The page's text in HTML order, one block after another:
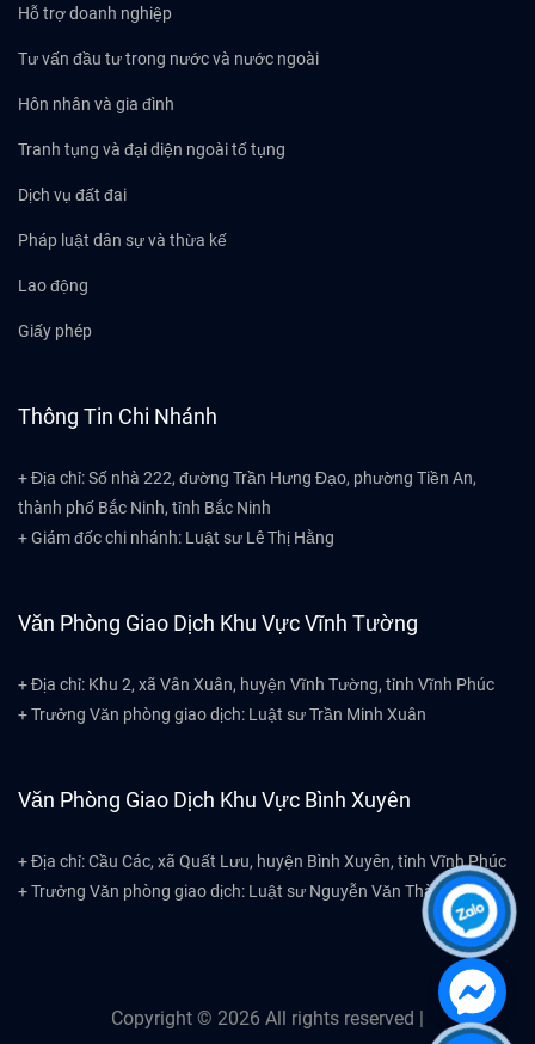
Hỗ trợ doanh nghiệp
Tư vấn đầu tư trong nước và nước ngoài
Hôn nhân và gia đình
Tranh tụng và đại diện ngoài tố tụng
Dịch vụ đất đai
Pháp luật dân sự và thừa kế
Lao động
Giấy phép
Thông Tin Chi Nhánh
+ Địa chỉ: Số nhà 222, đường Trần Hưng Đạo, phường Tiền An,
thành phố Bắc Ninh, tỉnh Bắc Ninh
+ Giám đốc chi nhánh: Luật sư Lê Thị Hằng
Văn Phòng Giao Dịch Khu Vực Vĩnh Tường
+ Địa chỉ: Khu 2, xã Vân Xuân, huyện Vĩnh Tường, tỉnh Vĩnh Phúc
+ Trưởng Văn phòng giao dịch: Luật sư Trần Minh Xuân
Văn Phòng Giao Dịch Khu Vực Bình Xuyên
+ Địa chỉ: Cầu Các, xã Quất Lưu, huyện Bình Xuyên, tỉnh Vĩnh Phúc
+ Trưởng Văn phòng giao dịch: Luật sư Nguyễn Văn Thành
Copyright © 2026 All rights reserved |